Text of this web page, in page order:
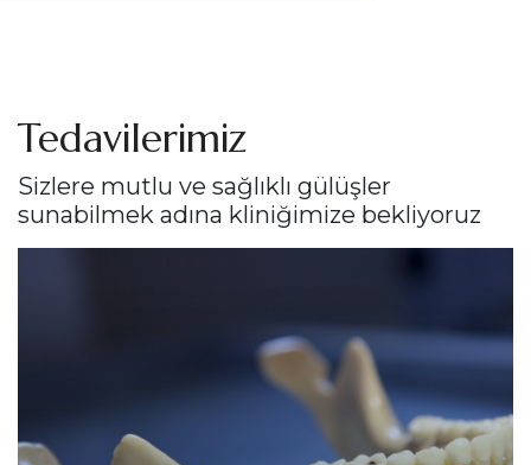
Tedavilerimiz
Sizlere mutlu ve sağlıklı gülüşler
sunabilmek adına kliniğimize bekliyoruz